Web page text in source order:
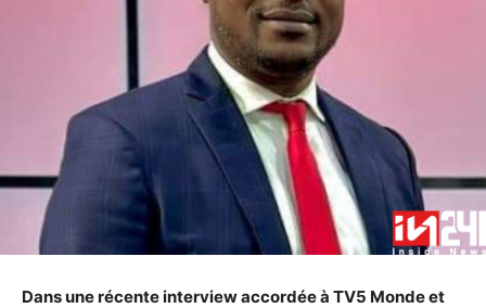
Dans une récente interview accordée à TV5 Monde et